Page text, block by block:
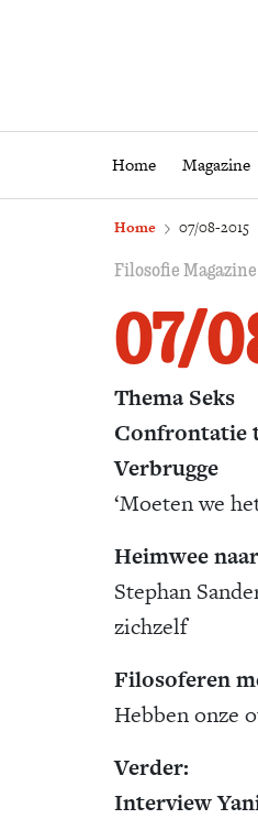
Home Magazine
Home 07/08-2015
Filosofie
07/
Thema Seks
Confrontatie
Verbrugge
‘Moeten we
Heimwee
Stephan
zichzelf
Filosoferen
Hebben onze
Verder:
Interview